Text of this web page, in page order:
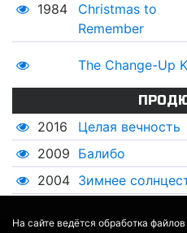
На сайте ведётся обработка
1984
Christmas to
Remember
The Change-Up
2016
Целая вечность
2009 Балибо
2004 Зимнее